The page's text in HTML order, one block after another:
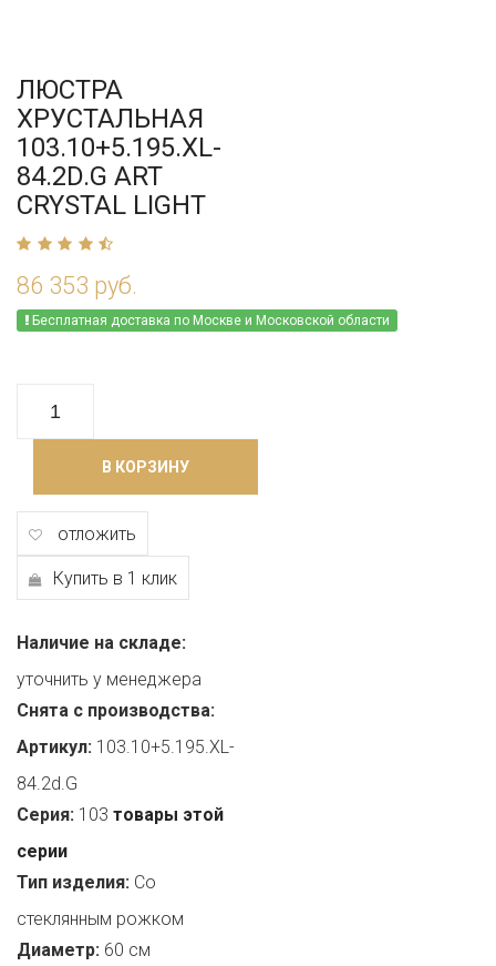
ЛЮСТРА
ХРУСТАЛЬНАЯ
103.10+5.195.XL-
84.2D.G ART
CRYSTAL LIGHT
86 353 руб.
Бесплатная доставка по Москве и Московской области
В КОРЗИНУ
отложить
Купить в 1 клик
Наличие на складе:
уточнить у менеджера
Снята с производства:
Артикул: 103.10+5.195.XL-
84.2d.G
Серия: 103 товары этой
серии
Тип изделия: Со
стеклянным рожком
Диаметр: 60 см